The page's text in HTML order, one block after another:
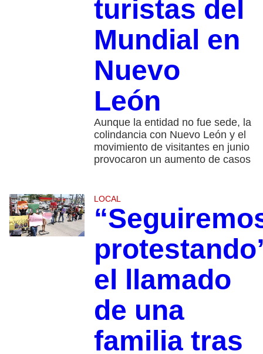
turistas del
Mundial en
Nuevo
León
Aunque la entidad no fue sede, la
colindancia con Nuevo León y el
movimiento de visitantes en junio
provocaron un aumento de casos
LOCAL
el llamado
de una
familia tras